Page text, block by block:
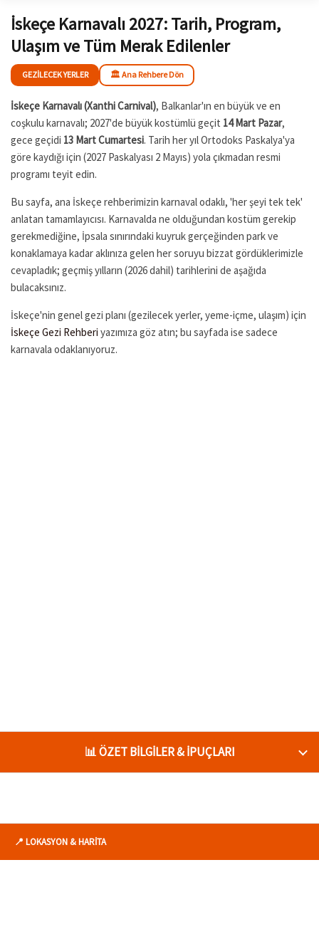
📍 LOKASYON & HARİTA
İskeçe Karnavalı 2027: Tarih, Program,
Ulaşım ve Tüm Merak Edilenler
GEZILECEK YERLER 🏛️ Ana Rehbere Dön
İskeçe Karnavalı (Xanthi Carnival), Balkanlar'ın en büyük ve en
coşkulu karnavalı; 2027'de büyük kostümlü geçit 14 Mart Pazar,
gece geçidi 13 Mart Cumartesi. Tarih her yıl Ortodoks Paskalya'ya
göre kaydığı için (2027 Paskalyası 2 Mayıs) yola çıkmadan resmi
programı teyit edin.
Bu sayfa, ana İskeçe rehberimizin karnaval odaklı, 'her şeyi tek tek'
anlatan tamamlayıcısı. Karnavalda ne olduğundan kostüm gerekip
gerekmediğine, İpsala sınırındaki kuyruk gerçeğinden park ve
konaklamaya kadar aklınıza gelen her soruyu bizzat gördüklerimizle
cevapladık; geçmiş yılların (2026 dahil) tarihlerini de aşağıda
bulacaksınız.
İskeçe'nin genel gezi planı (gezilecek yerler, yeme-içme, ulaşım) için
İskeçe Gezi Rehberi yazımıza göz atın; bu sayfada ise sadece
karnavala odaklanıyoruz.
📊 ÖZET BİLGİLER & İPUÇLARI